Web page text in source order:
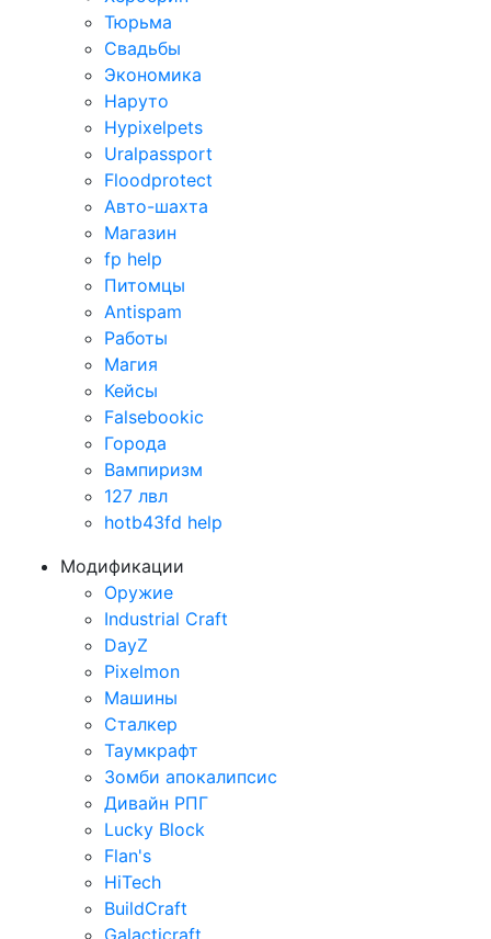
Тюрьма
Свадьбы
Экономика
Наруто
Hypixelpets
Uralpassport
Floodprotect
Авто-шахта
Магазин
fp help
Питомцы
Antispam
Работы
Магия
Кейсы
Falsebookic
Города
Вампиризм
127 лвл
hotb43fd help
Модификации
Оружие
Industrial Craft
DayZ
Pixelmon
Машины
Сталкер
Таумкрафт
Зомби апокалипсис
Дивайн РПГ
Lucky Block
Flan's
HiTech
BuildCraft
Galacticraft